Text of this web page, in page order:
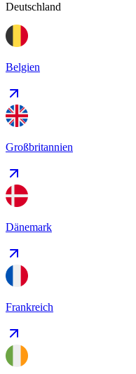
Deutschland
Belgien
Großbritannien
Dänemark
Frankreich